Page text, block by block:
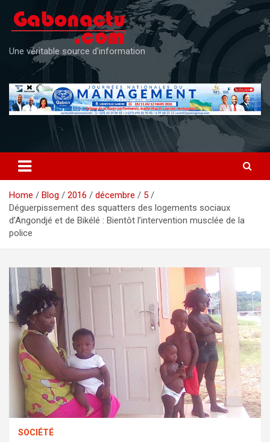
content
Une véritable source d'information
Home Blog 2016 décembre
5
Déguerpissement des squatters des logements sociaux
d’Angondjé et de Bikélé : Bientôt l’intervention musclée de la
police
SOCIÉTÉ